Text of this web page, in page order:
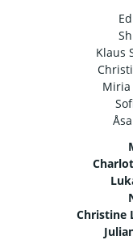
Klaus
Miria
Christine